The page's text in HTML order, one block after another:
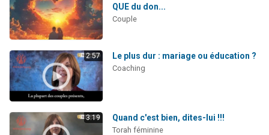
QUE du don...
Couple
2:57 Le plus dur : mariage ou éducation ?
Coaching
3:19 Quand c'est bien, dites-lui !!!
Torah féminine